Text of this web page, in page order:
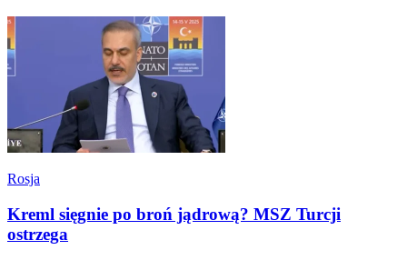
Rosja
Kreml sięgnie po broń jądrową? MSZ Turcji
ostrzega